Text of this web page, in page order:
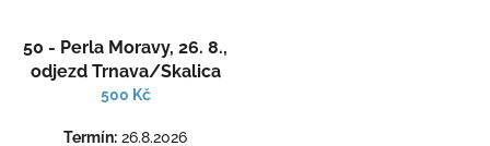
50 - Perla Moravy, 26. 8.,
odjezd Trnava/Skalica
500 Kč
Termín: 26.8.2026